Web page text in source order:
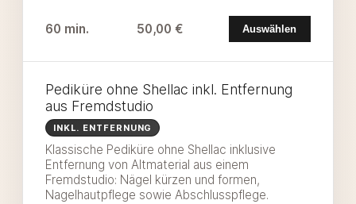
60 min. 50,00 € Auswählen
Pediküre ohne Shellac inkl. Entfernung
aus Fremdstudio
INKL. ENTFERNUNG
Klassische Pediküre ohne Shellac inklusive
Entfernung von Altmaterial aus einem
Fremdstudio: Nägel kürzen und formen,
Nagelhautpflege sowie Abschlusspflege.